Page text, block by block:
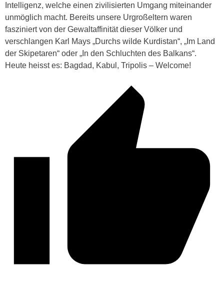
Intelligenz, welche einen zivilisierten Umgang miteinander
unmöglich macht. Bereits unsere Urgroßeltern waren
fasziniert von der Gewaltaffinität dieser Völker und
verschlangen Karl Mays „Durchs wilde Kurdistan“, „Im Land
der Skipetaren“ oder „In den Schluchten des Balkans“.
Heute heisst es: Bagdad, Kabul, Tripolis – Welcome!